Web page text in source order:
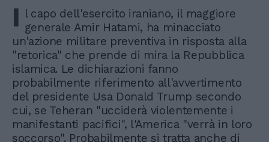
I l capo dell'esercito iraniano, il maggiore
generale Amir Hatami, ha minacciato
un'azione militare preventiva in risposta alla
"retorica" che prende di mira la Repubblica
islamica. Le dichiarazioni fanno
probabilmente riferimento all'avvertimento
del presidente Usa Donald Trump secondo
cui, se Teheran "ucciderà violentemente i
manifestanti pacifici", l'America "verrà in loro
soccorso". Probabilmente si tratta anche di